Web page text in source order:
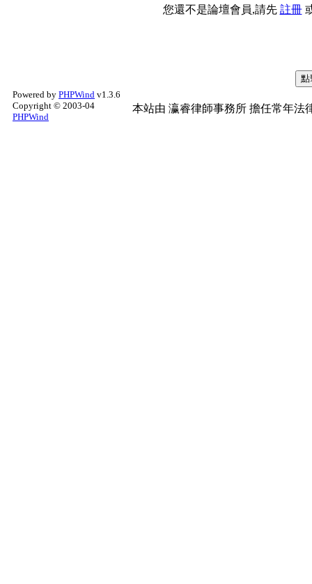
您還不是論壇會員,請先 註冊
Powered by PHPWind v1.3.6
Copyright © 2003-04
PHPWind
本站由 瀛睿律師事務所 擔任常年法